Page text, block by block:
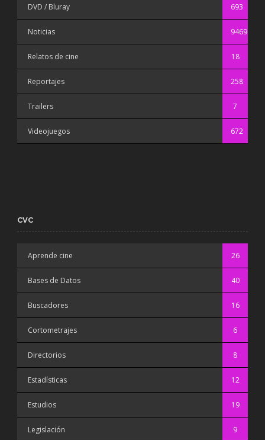
DVD / Bluray 693
Noticias 9469
Relatos de cine 18
Reportajes 258
Trailers 7
Videojuegos 672
CVC
Aprende cine 26
Bases de Datos 40
Buscadores 16
Cortometrajes 6
Directorios 8
Estadísticas 12
Estudios 19
Legislación 9